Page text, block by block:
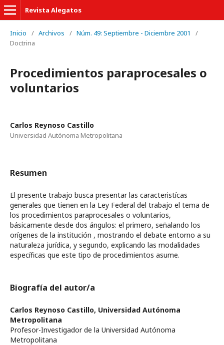
Revista Alegatos
Inicio / Archivos / Núm. 49: Septiembre - Diciembre 2001
/
Doctrina
Procedimientos paraprocesales o
voluntarios
Carlos Reynoso Castillo
Universidad Autónoma Metropolitana
Resumen
El presente trabajo busca presentar las caracteristícas
generales que tienen en la Ley Federal del trabajo el tema de
los procedimientos paraprocesales o voluntarios,
básicamente desde dos ángulos: el primero, señalando los
orígenes de la institución , mostrando el debate entorno a su
naturaleza jurídica, y segundo, explicando las modalidades
específicas que este tipo de procedimientos asume.
Biografía del autor/a
Carlos Reynoso Castillo, Universidad Autónoma
Metropolitana
Profesor-Investigador de la Universidad Autónoma
Metropolitana